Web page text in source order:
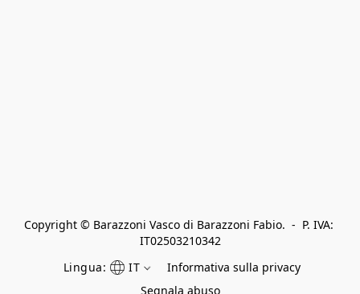
Copyright © Barazzoni Vasco di Barazzoni Fabio.  -  P. IVA:
IT02503210342
Lingua:
IT
Informativa sulla privacy
Segnala abuso